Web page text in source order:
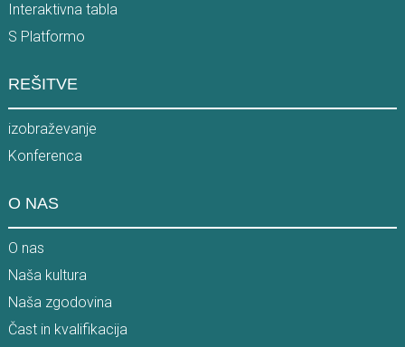
Interaktivna tabla
S Platformo
REŠITVE
izobraževanje
Konferenca
O NAS
O nas
Naša kultura
Naša zgodovina
Čast in kvalifikacija